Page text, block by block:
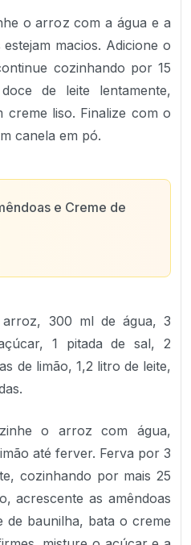
o arroz com a água e a
macios. Adicione o
cozinhando por 15
de leite lentamente,
creme liso. Finalize com o
canela em pó.
e Creme de
arroz, 300 ml de água, 3
1 pitada de sal, 2
de limão, 1,2 litro de leite,
o arroz com água,
até ferver. Ferva por 3
cozinhando por mais 25
acrescente as amêndoas
de baunilha, bata o creme